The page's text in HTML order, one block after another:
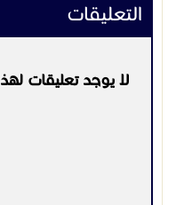
التعليقات
لا يوجد تعليقات